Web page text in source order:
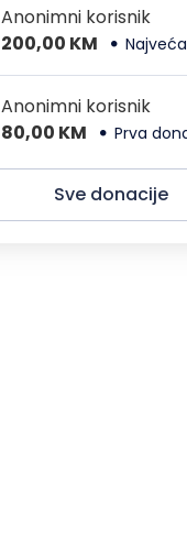
Anonimni korisnik
200,00 KM
Anonimni korisnik
80,00 KM
Prva
Sve donacije